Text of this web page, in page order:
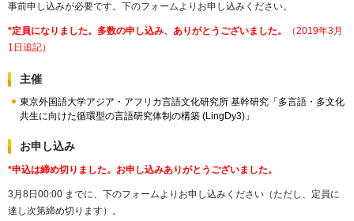
事前申し込みが必要です。下のフォームよりお申し込みください。
*定員になりました。多数の申し込み、ありがとうございました。
（2019年3月
1日追記）
主催
東京外国語大学アジア・アフリカ言語文化研究所 基幹研究「多言語・多文化
共生に向けた循環型の言語研究体制の構築 (LingDy3)」
お申し込み
*申込は締め切りました。お申し込みありがとうございました。
3月8日00:00 までに、下のフォームよりお申し込みください（ただし、定員に
達し次第締め切ります）。